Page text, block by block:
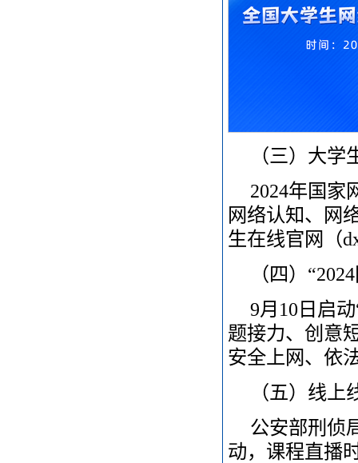
（三）大
2024年国家
网络认知、网
生在线官网（
（四）
9月10日启
题接力、创意
安全上网、依
（五）线上
公安部刑侦
动，课程直播